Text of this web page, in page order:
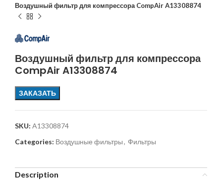
Воздушный фильтр для компрессора CompAir A13308874
Воздушный фильтр для компрессора
CompAir A13308874
ЗАКАЗАТЬ
SKU: A13308874
Categories: Воздушные фильтры, Фильтры
Description